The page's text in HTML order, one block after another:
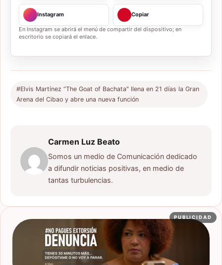
Instagram Copiar
En Instagram se abrirá el menú de compartir del dispositivo; en
escritorio se copiará el enlace.
#Elvis Martínez “The Goat of Bachata" llena en 21 días la Gran
Arena del Cibao y abre una nueva función
Carmen Luz Beato
Somos un medio de Comunicación dedicado
a difundir noticias positivas, en medio de
tantas turbulencias.
PUBLICIDAD